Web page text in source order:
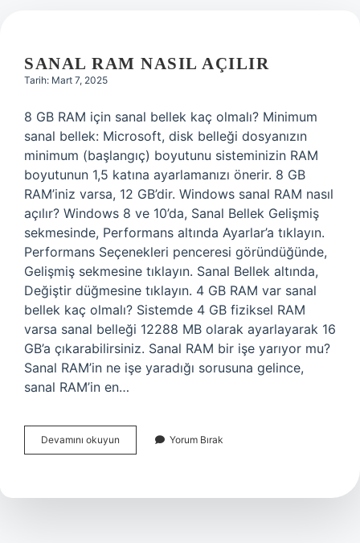
SANAL RAM NASIL AÇILIR
Tarih: Mart 7, 2025
8 GB RAM için sanal bellek kaç olmalı? Minimum
sanal bellek: Microsoft, disk belleği dosyanızın
minimum (başlangıç) boyutunu sisteminizin RAM
boyutunun 1,5 katına ayarlamanızı önerir. 8 GB
RAM’iniz varsa, 12 GB’dir. Windows sanal RAM nasıl
açılır? Windows 8 ve 10’da, Sanal Bellek Gelişmiş
sekmesinde, Performans altında Ayarlar’a tıklayın.
Performans Seçenekleri penceresi göründüğünde,
Gelişmiş sekmesine tıklayın. Sanal Bellek altında,
Değiştir düğmesine tıklayın. 4 GB RAM var sanal
bellek kaç olmalı? Sistemde 4 GB fiziksel RAM
varsa sanal belleği 12288 MB olarak ayarlayarak 16
GB’a çıkarabilirsiniz. Sanal RAM bir işe yarıyor mu?
Sanal RAM’in ne işe yaradığı sorusuna gelince,
sanal RAM’in en…
Devamını okuyun
Ram
Yorum Bırak